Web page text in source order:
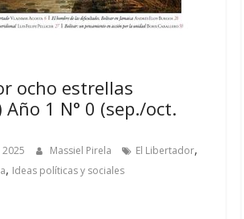
ocho estrellas
Año 1 N° 0 (sep./oct.
Massiel Pirela El Libertador,
, Ideas políticas y sociales